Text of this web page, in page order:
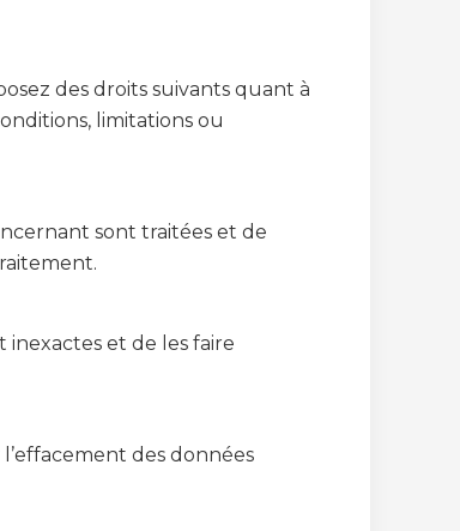
des droits suivants quant à
limitations ou
sont traitées et de
inexactes et de les faire
des données